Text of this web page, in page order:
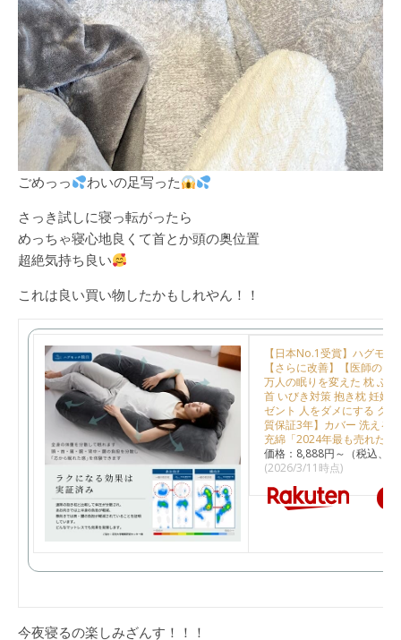
ごめっっ
わいの足写った
さっき試しに寝っ転がったら
めっちゃ寝心地良くて首とか頭の奥位置
超絶気持ち良い
これは良い買い物したかもしれやん！！
【日本No.1受賞】ハグモッ
【さらに改善】【医師の
万人の眠りを変えた 枕 ふ
首 いびき対策 抱き枕 妊婦
ゼント 人をダメにする ク
質保証3年】カバー 洗える
充綿「2024年最も売れた枕
価格：8,888円～（税込、
(2026/3/11時点)
今夜寝るの楽しみざんす！！！